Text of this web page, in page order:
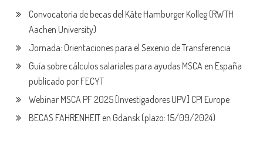
Convocatoria de becas del Käte Hamburger Kolleg (RWTH
Aachen University)
Jornada: Orientaciones para el Sexenio de Transferencia
Guía sobre cálculos salariales para ayudas MSCA en España
publicado por FECYT
Webinar MSCA PF 2025 [Investigadores UPV] CPI Europe
BECAS FAHRENHEIT en Gdansk (plazo: 15/09/2024)